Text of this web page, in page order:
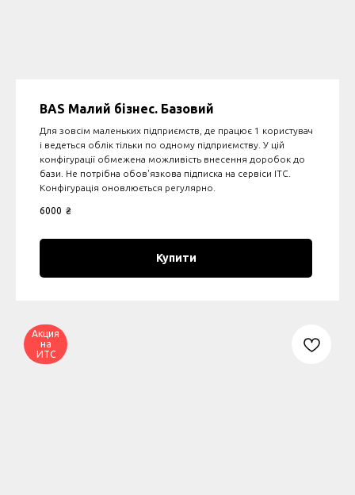
BAS Малий бізнес. Базовий
Для зовсім маленьких підприємств, де працює 1 користувач
і ведеться облік тільки по одному підприємству. У цій
конфігурації обмежена можливість внесення доробок до
бази. Не потрібна обов'язкова підписка на сервіси ІТС.
Конфігурація оновлюється регулярно.
6000 ₴
Купити
Акция
на
ИТС